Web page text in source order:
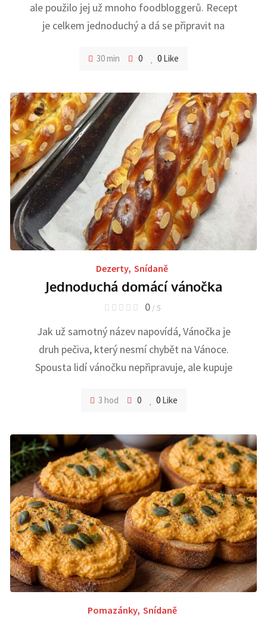
ale použilo jej už mnoho foodbloggerů. Recept
je celkem jednoduchý a dá se připravit na
30 min 0 0 Like
Dezerty, Snídaně
Jednoduchá domácí vánočka
0 / 5
Jak už samotný název napovídá, Vánočka je
druh pečiva, který nesmí chybět na Vánoce.
Spousta lidí vánočku nepřipravuje, ale kupuje
3 hod 0 0Like
Pomazánky, Snídaně